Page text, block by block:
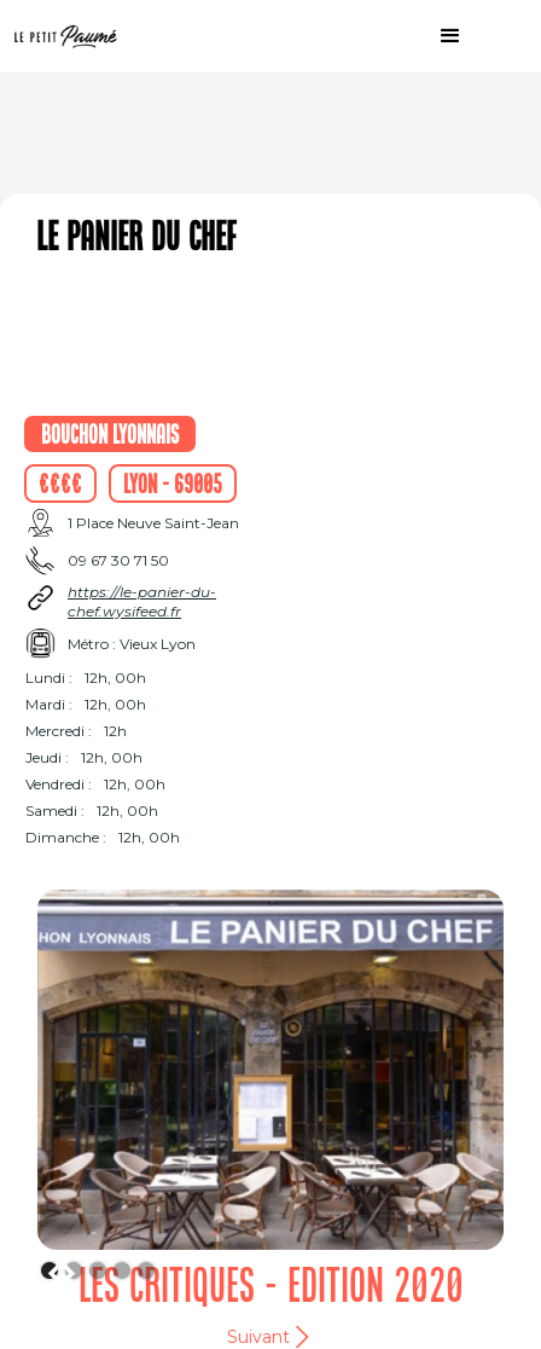
Le panier du chef
Bouchon Lyonnais
€€€€
Lyon - 69005
1 Place Neuve Saint-Jean
09 67 30 71 50
https://le-panier-du-
chef.wysifeed.fr
Métro : Vieux Lyon
Lundi :
12h, 00h
Mardi :
12h, 00h
Mercredi :
12h
Jeudi :
12h, 00h
Vendredi :
12h, 00h
Samedi :
12h, 00h
Dimanche :
12h, 00h
LES CRITIQUES - EDITION 2020
Suivant